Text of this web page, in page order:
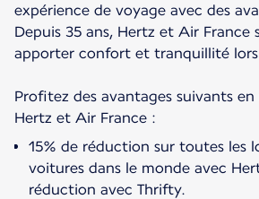
expérience de voyage avec des
Depuis 35 ans, Hertz et Air France
apporter confort et tranquillité lors
Profitez des avantages suivants
15% de réduction sur toutes les
voitures dans le monde avec
réduction avec Thrifty.